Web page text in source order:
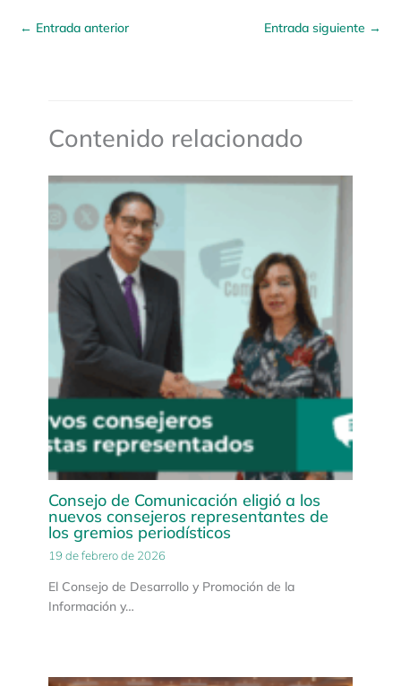
← Entrada anterior Entrada siguiente →
Contenido relacionado
Consejo de Comunicación eligió a los
nuevos consejeros representantes de
los gremios periodísticos
19 de febrero de 2026
El Consejo de Desarrollo y Promoción de la
Información y…